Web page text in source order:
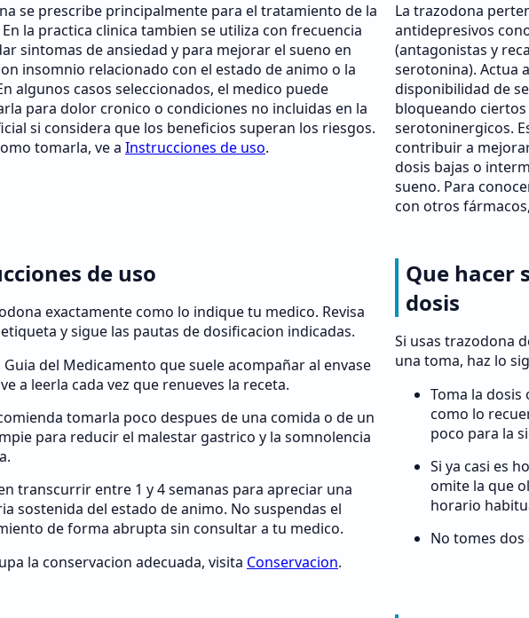
se prescribe principalmente para el tratamiento de la
la practica clinica tambien se utiliza con frecuencia
sintomas de ansiedad y para mejorar el sueno en
insomnio relacionado con el estado de animo o la
algunos casos seleccionados, el medico puede
para dolor cronico o condiciones no incluidas en la
si considera que los beneficios superan los riesgos.
tomarla, ve a Instrucciones de uso.
La trazodona
antidepresivos
(antagonistas y
serotonina). Actua
disponibilidad de
bloqueando
serotoninergicos.
contribuir a
dosis bajas o
sueno. Para
con otros
de uso
exactamente como lo indique tu medico. Revisa
y sigue las pautas de dosificacion indicadas.
Guia del Medicamento que suele acompañar al envase
a leerla cada vez que renueves la receta.
tomarla poco despues de una comida o de un
para reducir el malestar gastrico y la somnolencia
transcurrir entre 1 y 4 semanas para apreciar una
sostenida del estado de animo. No suspendas el
de forma abrupta sin consultar a tu medico.
la conservacion adecuada, visita Conservacion.
Que hacer
dosis
Si usas trazodona
una toma, haz lo
Toma la
como lo
poco para la
Si ya casi es
omite la que
horario
No tomes dos